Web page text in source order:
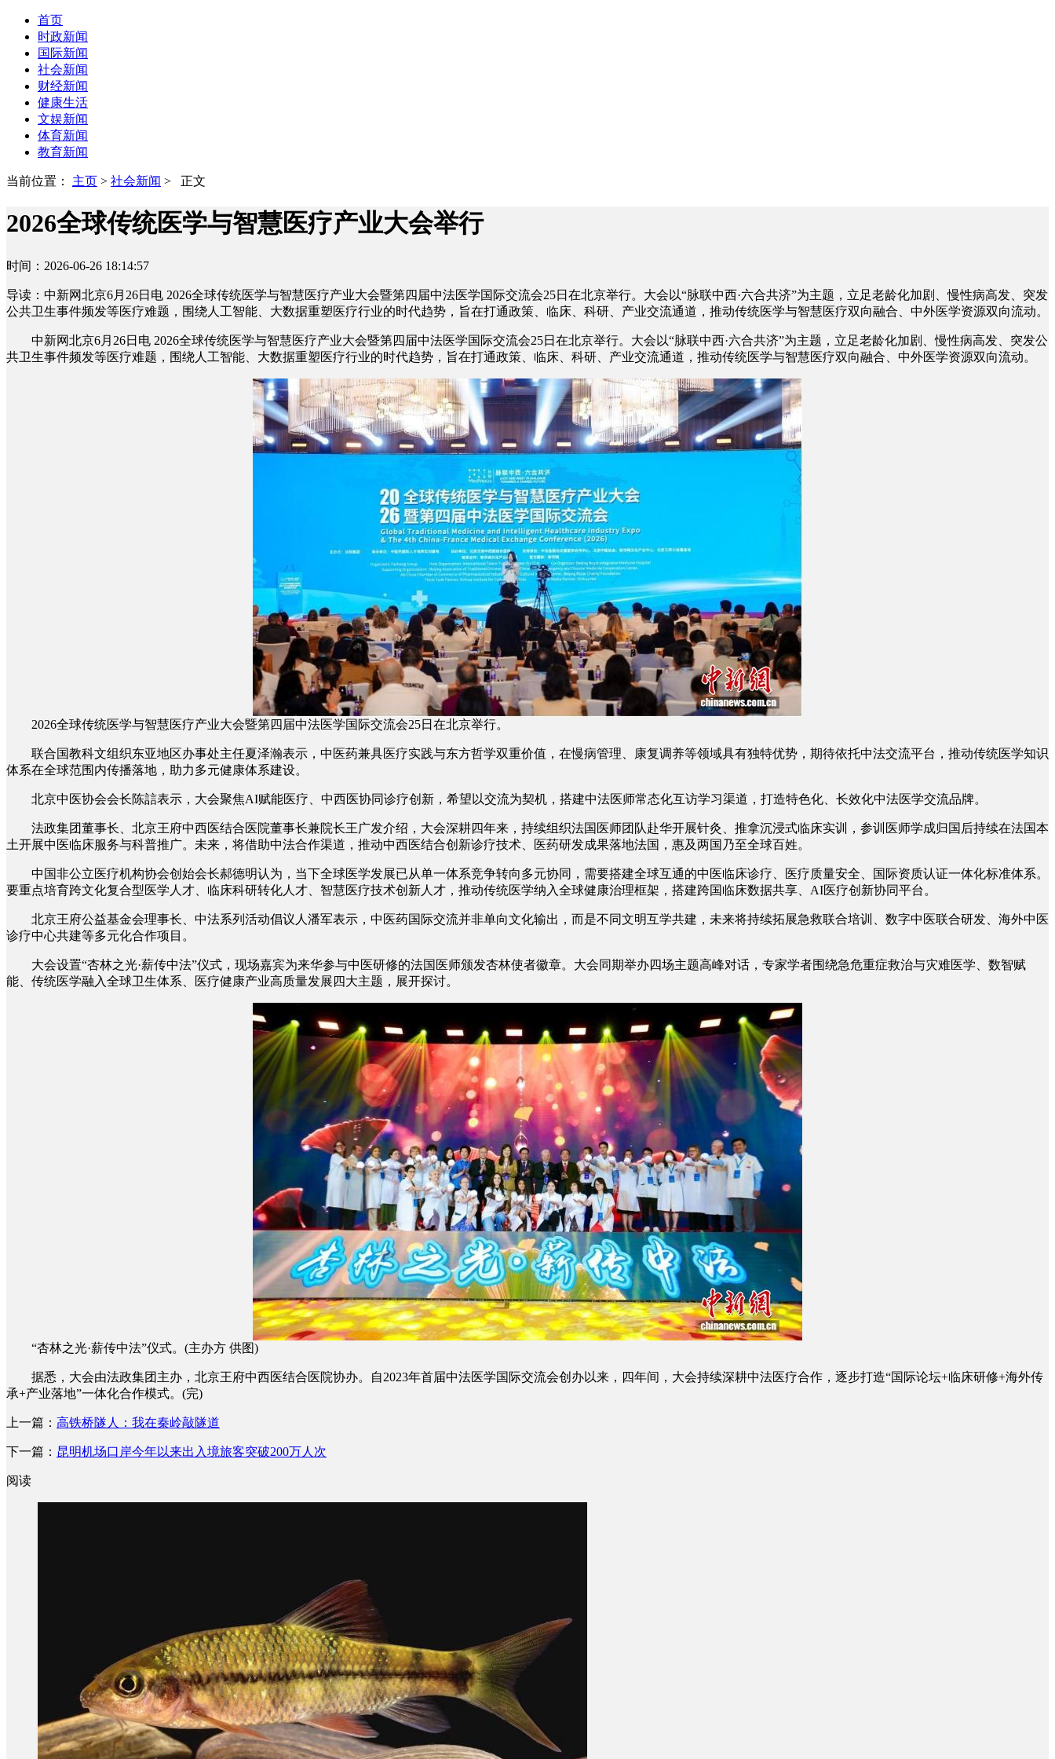
首页
时政新闻
国际新闻
社会新闻
财经新闻
健康生活
文娱新闻
体育新闻
教育新闻
当前位置： 主页 > 社会新闻 > 正文
2026全球传统医学与智慧医疗产业大会举行
时间：2026-06-26 18:14:57
导读：中新网北京6月26日电 2026全球传统医学与智慧医疗产业大会暨第四届中法医学国际交流会25日在北京举行。大会以“脉联中西·六合共济”为主题，立足老龄化加剧、慢性病高发、突发
公共卫生事件频发等医疗难题，围绕人工智能、大数据重塑医疗行业的时代趋势，旨在打通政策、临床、科研、产业交流通道，推动传统医学与智慧医疗双向融合、中外医学资源双向流动。
中新网北京6月26日电 2026全球传统医学与智慧医疗产业大会暨第四届中法医学国际交流会25日在北京举行。大会以“脉联中西·六合共济”为主题，立足老龄化加剧、慢性病高发、突发公
共卫生事件频发等医疗难题，围绕人工智能、大数据重塑医疗行业的时代趋势，旨在打通政策、临床、科研、产业交流通道，推动传统医学与智慧医疗双向融合、中外医学资源双向流动。
2026全球传统医学与智慧医疗产业大会暨第四届中法医学国际交流会25日在北京举行。
联合国教科文组织东亚地区办事处主任夏泽瀚表示，中医药兼具医疗实践与东方哲学双重价值，在慢病管理、康复调养等领域具有独特优势，期待依托中法交流平台，推动传统医学知识
体系在全球范围内传播落地，助力多元健康体系建设。
北京中医协会会长陈誩表示，大会聚焦AI赋能医疗、中西医协同诊疗创新，希望以交流为契机，搭建中法医师常态化互访学习渠道，打造特色化、长效化中法医学交流品牌。
法政集团董事长、北京王府中西医结合医院董事长兼院长王广发介绍，大会深耕四年来，持续组织法国医师团队赴华开展针灸、推拿沉浸式临床实训，参训医师学成归国后持续在法国本
土开展中医临床服务与科普推广。未来，将借助中法合作渠道，推动中西医结合创新诊疗技术、医药研发成果落地法国，惠及两国乃至全球百姓。
中国非公立医疗机构协会创始会长郝德明认为，当下全球医学发展已从单一体系竞争转向多元协同，需要搭建全球互通的中医临床诊疗、医疗质量安全、国际资质认证一体化标准体系。
要重点培育跨文化复合型医学人才、临床科研转化人才、智慧医疗技术创新人才，推动传统医学纳入全球健康治理框架，搭建跨国临床数据共享、AI医疗创新协同平台。
北京王府公益基金会理事长、中法系列活动倡议人潘军表示，中医药国际交流并非单向文化输出，而是不同文明互学共建，未来将持续拓展急救联合培训、数字中医联合研发、海外中医
诊疗中心共建等多元化合作项目。
大会设置“杏林之光·薪传中法”仪式，现场嘉宾为来华参与中医研修的法国医师颁发杏林使者徽章。大会同期举办四场主题高峰对话，专家学者围绕急危重症救治与灾难医学、数智赋
能、传统医学融入全球卫生体系、医疗健康产业高质量发展四大主题，展开探讨。
“杏林之光·薪传中法”仪式。(主办方 供图)
据悉，大会由法政集团主办，北京王府中西医结合医院协办。自2023年首届中法医学国际交流会创办以来，四年间，大会持续深耕中法医疗合作，逐步打造“国际论坛+临床研修+海外传
承+产业落地”一体化合作模式。(完)
上一篇： 高铁桥隧人：我在秦岭敲隧道
下一篇： 昆明机场口岸今年以来出入境旅客突破200万人次
阅读